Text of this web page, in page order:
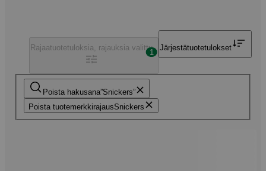
Poista hakusana Snickers
Poista tuotemerkkirajausSnickers
Rajaatuotetuloksia, rajauksia valittu
1
Järjestätuotetulokset